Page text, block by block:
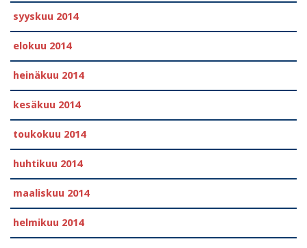
syyskuu 2014
elokuu 2014
heinäkuu 2014
kesäkuu 2014
toukokuu 2014
huhtikuu 2014
maaliskuu 2014
helmikuu 2014